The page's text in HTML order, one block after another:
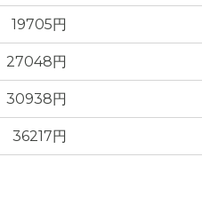
19705円
27048円
30938円
36217円